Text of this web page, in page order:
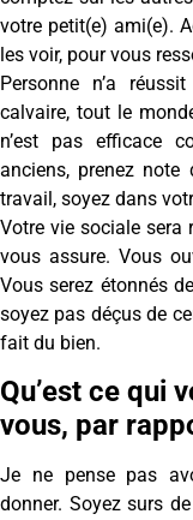
votre petit(e) ami(e).
les voir, pour vous
Personne n’a
calvaire, tout le
n’est pas efficace
anciens, prenez
travail, soyez dans
Votre vie sociale sera
vous assure. Vous
Vous serez étonnés
soyez pas déçus de
fait du bien.
Qu’est ce qui
vous, par
Je ne pense pas
donner. Soyez surs